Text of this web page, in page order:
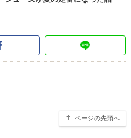
ページの先頭へ